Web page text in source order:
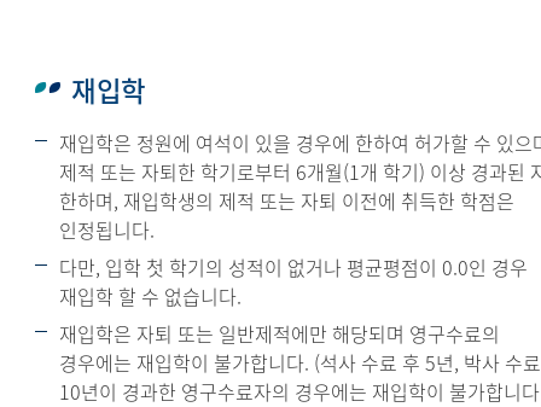
재입학
재입학은 정원에 여석이 있을 경우에 한하여 허가할 수 있으
제적 또는 자퇴한 학기로부터 6개월(1개 학기) 이상 경과된
한하며, 재입학생의 제적 또는 자퇴 이전에 취득한 학점은
인정됩니다.
다만, 입학 첫 학기의 성적이 없거나 평균평점이 0.0인 경우
재입학 할 수 없습니다.
재입학은 자퇴 또는 일반제적에만 해당되며 영구수료의
경우에는 재입학이 불가합니다. (석사 수료 후 5년, 박사 수
10년이 경과한 영구수료자의 경우에는 재입학이 불가합니